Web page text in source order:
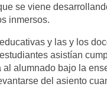
se viene
inmersos.
y las y los
asistían
alumnado bajo la
del asiento